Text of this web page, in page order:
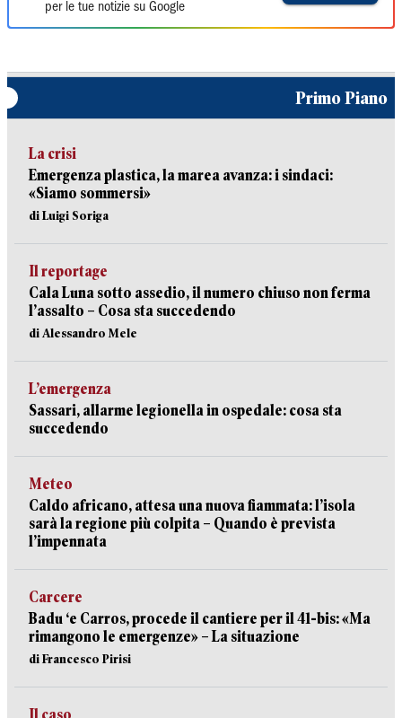
per le tue notizie su Google
Primo Piano
La crisi
Emergenza plastica, la marea avanza: i sindaci:
«Siamo sommersi»
di Luigi Soriga
Il reportage
Cala Luna sotto assedio, il numero chiuso non ferma
l’assalto – Cosa sta succedendo
di Alessandro Mele
L’emergenza
Sassari, allarme legionella in ospedale: cosa sta
succedendo
Meteo
Caldo africano, attesa una nuova fiammata: l’isola
sarà la regione più colpita – Quando è prevista
l’impennata
Carcere
Badu ‘e Carros, procede il cantiere per il 41-bis: «Ma
rimangono le emergenze» – La situazione
di Francesco Pirisi